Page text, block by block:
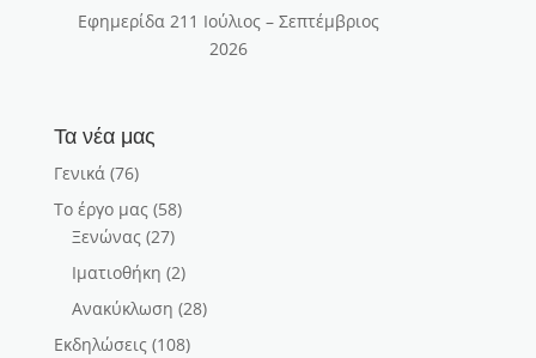
Εφημερίδα 211 Ιούλιος – Σεπτέμβριος
2026
Τα νέα μας
Γενικά(76)
Το έργο μας(58)
Ξενώνας(27)
Ιματιοθήκη (2)
Ανακύκλωση (28)
Εκδηλώσεις(108)